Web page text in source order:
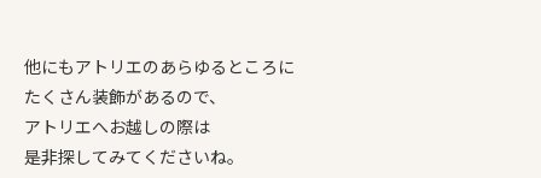
他にもアトリエのあらゆるところに
たくさん装飾があるので、
アトリエへお越しの際は
是非探してみてくださいね。